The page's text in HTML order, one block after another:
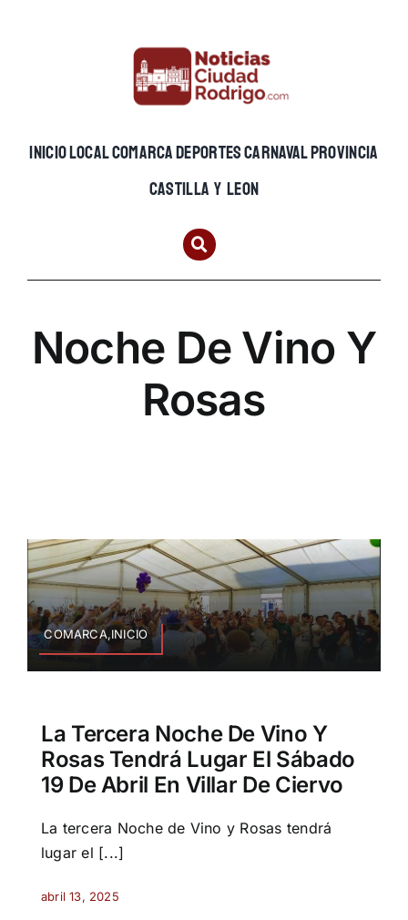
INICIOLOCALCOMARCADEPORTESCARNAVALPROVINCIA
CASTILLA Y LEON
Noche De Vino Y
Rosas
COMARCA,INICIO
La Tercera Noche De Vino Y
Rosas Tendrá Lugar El Sábado
19 De Abril En Villar De Ciervo
La tercera Noche de Vino y Rosas tendrá
lugar el [...]
abril 13, 2025